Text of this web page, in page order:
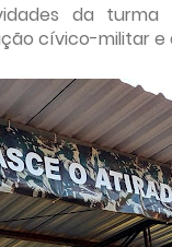
da
cívico-militar e